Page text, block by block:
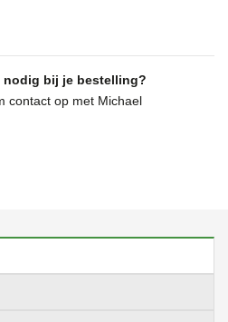
nodig bij je bestelling?
contact op met Michael